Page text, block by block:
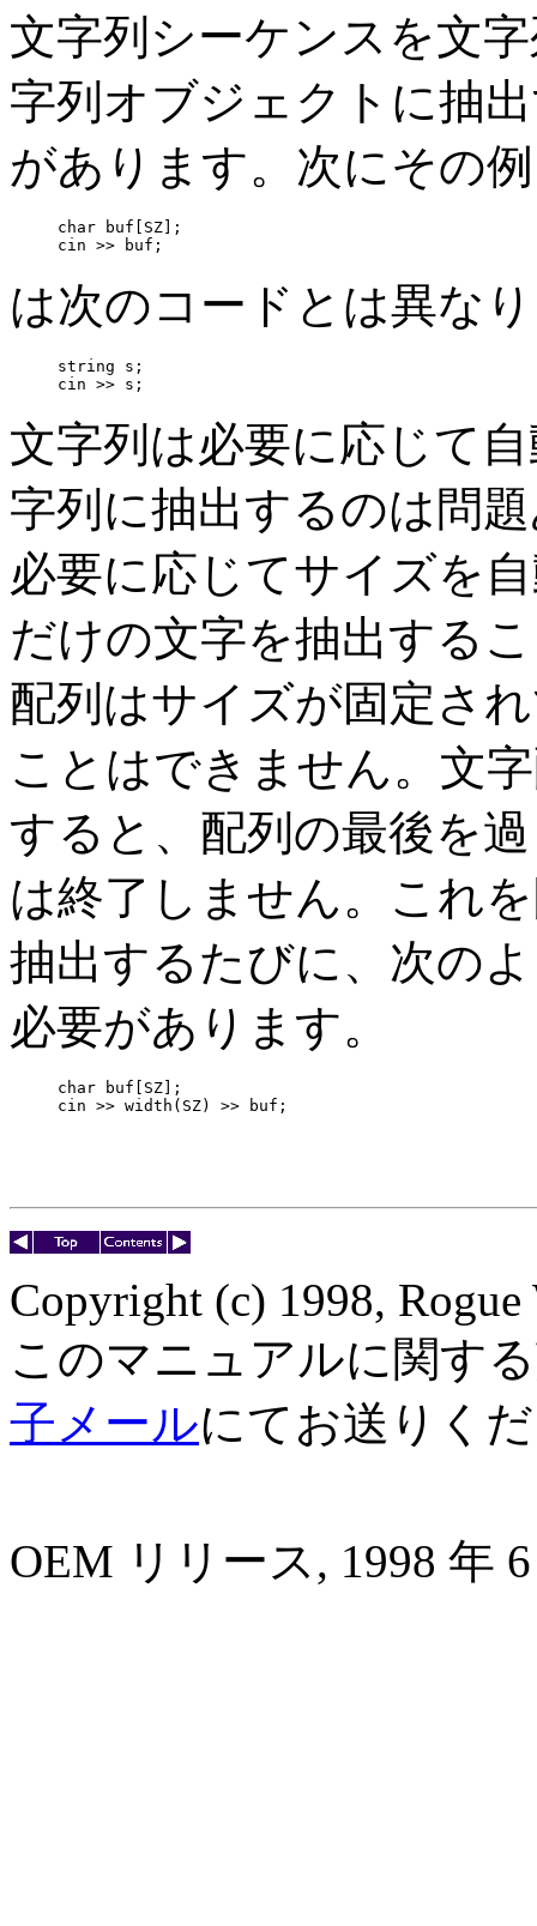
文字列シーケンスを文
字列オブジェクトに抽
があります。次にその
char buf[SZ];
cin >> buf;
は次のコードとは異な
string s;
cin >> s;
文字列は必要に応じて
字列に抽出するのは問
必要に応じてサイズを
だけの文字を抽出する
配列はサイズが固定さ
ことはできません。文
すると、配列の最後を
は終了しません。これ
抽出するたびに、次の
必要があります。
char buf[SZ];
cin >> width(SZ) >> buf;
Copyright (c) 1998, Rogue
このマニュアルに関す
子メールにてお送りく
OEM リリース, 1998 年